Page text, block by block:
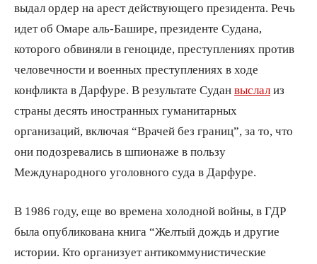
выдал ордер на арест действующего президента. Речь
идет об Омаре аль-Башире, президенте Судана,
которого обвиняли в геноциде, преступлениях против
человечности и военных преступлениях в ходе
конфликта в Дарфуре. В результате Судан выслал из
страны десять иностранных гуманитарных
организаций, включая “Врачей без границ”, за то, что
они подозревались в шпионаже в пользу
Международного уголовного суда в Дарфуре.
В 1986 году, еще во времена холодной войны, в ГДР
была опубликована книга “Желтый дождь и другие
истории. Кто организует антикоммунистические